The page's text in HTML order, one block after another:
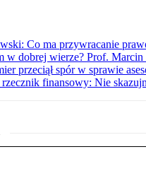
Co ma przywracanie
w dobrej wierze? Prof. Marcin
przeciął spór w sprawie
finansowy: Nie